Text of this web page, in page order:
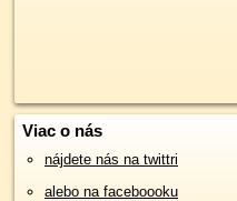
Viac o nás
nájdete nás na twittri
alebo na faceboooku